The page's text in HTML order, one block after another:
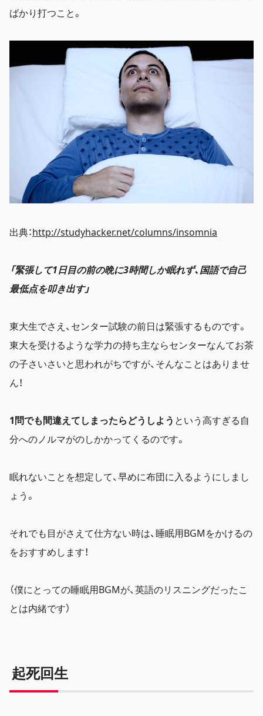
ばかり打つこと。
出典：http://studyhacker.net/columns/insomnia
「緊張して1日目の前の晩に3時間しか眠れず、国語で自己
最低点を叩き出す」
東大生でさえ、センター試験の前日は緊張するものです。
東大を受けるような学力の持ち主ならセンターなんてお茶
の子さいさいと思われがちですが、そんなことはありませ
ん！
1問でも間違えてしまったらどうしよう という高すぎる自
分へのノルマがのしかかってくるのです。
眠れないことを想定して、早めに布団に入るようにしまし
ょう。
それでも目がさえて仕方ない時は、睡眠用BGMをかけるの
をおすすめします！
（僕にとっての睡眠用BGMが、英語のリスニングだったこ
とは内緒です）
起死回生